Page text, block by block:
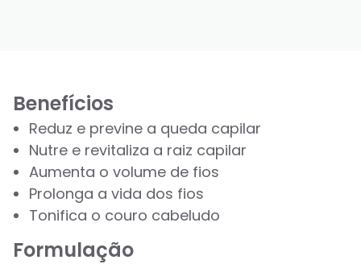
Benefícios
Reduz e previne a queda capilar
Nutre e revitaliza a raiz capilar
Aumenta o volume de fios
Prolonga a vida dos fios
Tonifica o couro cabeludo
Formulação